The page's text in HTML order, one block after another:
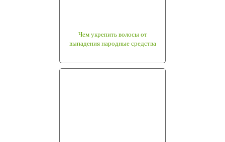
Чем укрепить волосы от
выпадения народные средства